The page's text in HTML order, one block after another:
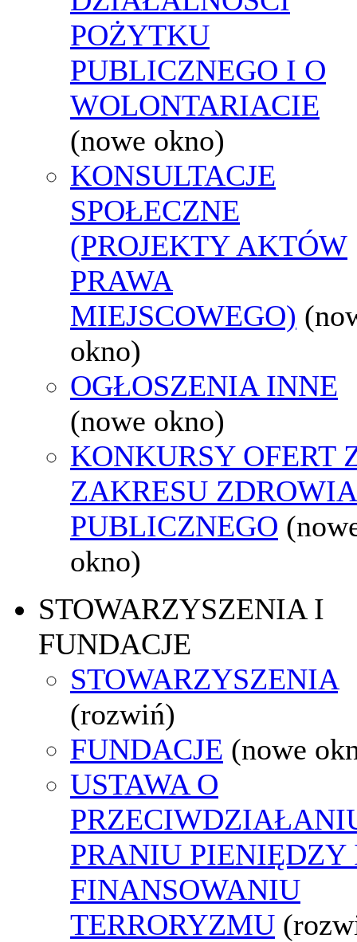
POŻYTKU
PUBLICZNEGO I O
WOLONTARIACIE
(nowe okno)
KONSULTACJE
SPOŁECZNE
(PROJEKTY AKTÓW
PRAWA
MIEJSCOWEGO)
okno)
OGŁOSZENIA INNE
(nowe okno)
KONKURSY OFERT
ZAKRESU ZDROWIA
PUBLICZNEGO
okno)
STOWARZYSZENIA I
FUNDACJE
STOWARZYSZENIA
(rozwiń)
FUNDACJE (nowe
USTAWA O
PRANIU PIENIĘDZY
FINANSOWANIU
TERRORYZMU